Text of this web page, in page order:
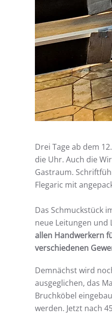
Drei Tage ab dem
die Uhr. Auch die
Gastraum.
Flegaric mit
Das Schmuckstück
neue Leitungen und
allen Handwerkern
verschiedenen
Demnächst wird
ausgeglichen, das
Bruchköbel
werden. Jetzt nach